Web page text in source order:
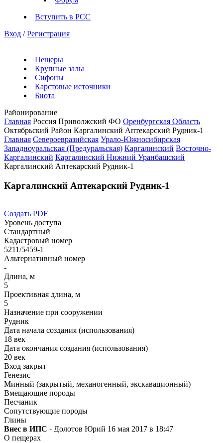
Вступить в РСС
Вход / Регистрация
Пещеры
Крупные залы
Сифоны
Карстовые источники
Биота
Районирование
Главная Россия Приволжский ФО Оренбургская Область
Октябрьский Район Каргалинский Аптекарский Рудник-1
Главная Североевразийская Урало-Южносибирская
Западноуральская (Предуральская) Каргалинский Восточно-
Каргалинский Каргалинский Нижний Уранбашский
Каргалинский Аптекарский Рудник-1
Каргалинский Аптекарский Рудник-1
Создать PDF
Уровень доступа
Стандартный
Кадастровый номер
5211/5459-1
Альтернативный номер
-
Длина, м
5
Проективная длина, м
5
Назначение при сооружении
Рудник
Дата начала создания (использования)
18 век
Дата окончания создания (использования)
20 век
Вход закрыт
Генезис
Минный (закрытый, механогенный, экскавационный)
Вмещающие породы
Песчаник
Сопутствующие породы
Глины
Внес в ИПС - Долотов Юрий 16 мая 2017 в 18:47
О пещерах